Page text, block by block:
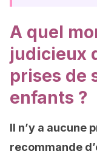
A quel
judicieux
prises de
enfants ?
Il n’y a aucune
recommande